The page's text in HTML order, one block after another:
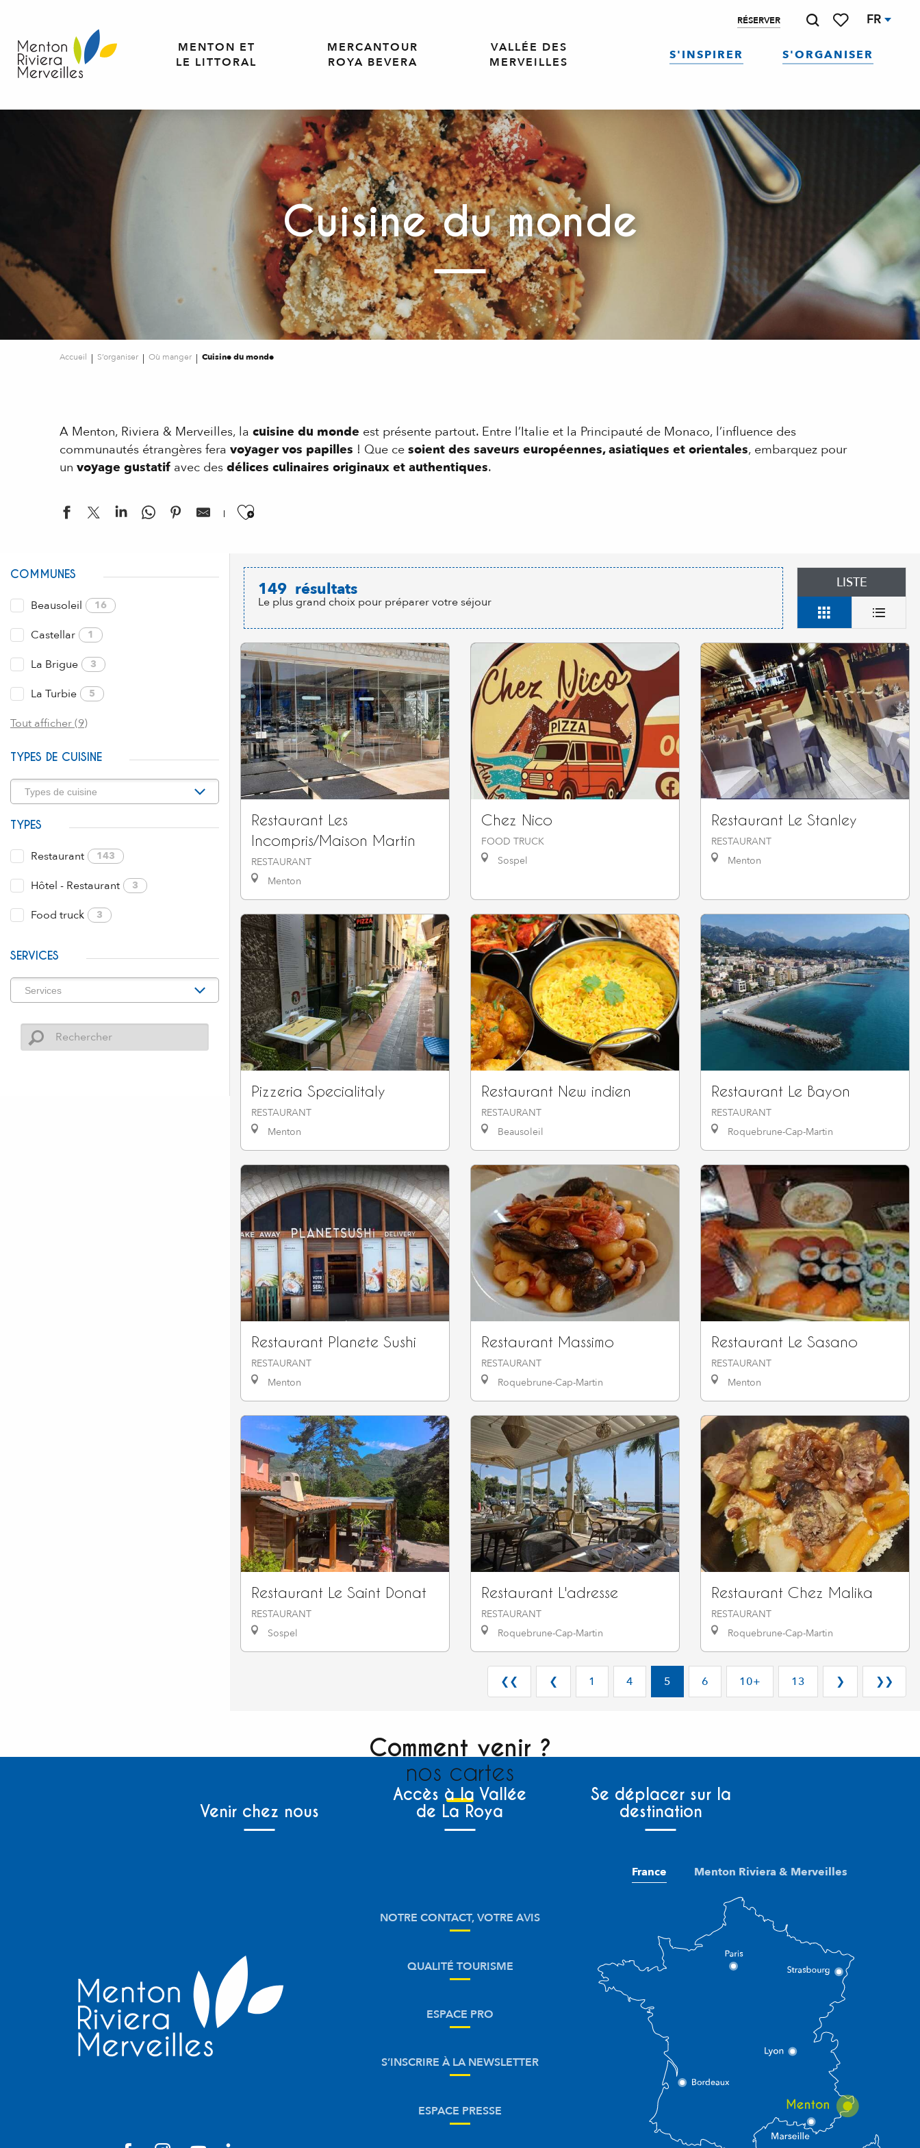
contenu
principal
RÉSERVER FR
MENTON ET
LE LITTORAL
MERCANTOUR
ROYA BEVERA
VALLÉE DES
MERVEILLES
S'INSPIRER S'ORGANISER
Cuisine du monde
Accueil S’organiser Où manger Cuisine du monde
A Menton, Riviera & Merveilles, la cuisine du monde est présente partout. Entre l’Italie et la Principauté de Monaco, l’influence des
communautés étrangères fera voyager vos papilles ! Que ce soient des saveurs européennes, asiatiques et orientales, embarquez pour
un voyage gustatif avec des délices culinaires originaux et authentiques.
Ajouter aux favoris
COMMUNES
Beausoleil 16
Castellar 1
La Brigue 3
La Turbie 5
Tout afficher (9)
TYPES DE CUISINE
TYPES
Restaurant 143
Hôtel - Restaurant 3
Food truck 3
SERVICES
149 résultats
Le plus grand choix pour préparer votre séjour
LISTE
Restaurant Les
Incompris/Maison Martin
RESTAURANT
Menton
Chez Nico
FOOD TRUCK
Sospel
Restaurant Le Stanley
RESTAURANT
Menton
Pizzeria Specialitaly
RESTAURANT
Menton
Restaurant New indien
RESTAURANT
Beausoleil
Restaurant Le Bayon
RESTAURANT
Roquebrune-Cap-Martin
Restaurant Planete Sushi
RESTAURANT
Menton
Restaurant Massimo
RESTAURANT
Roquebrune-Cap-Martin
Restaurant Le Sasano
RESTAURANT
Menton
Restaurant Le Saint Donat
RESTAURANT
Sospel
Restaurant L'adresse
RESTAURANT
Roquebrune-Cap-Martin
Restaurant Chez Malika
RESTAURANT
Roquebrune-Cap-Martin
❮❮ ❮ 1 4 5 6 10+ 13 ❯ ❯❯
Comment venir ?
nos cartes
Venir chez nous
Accès à la Vallée
de La Roya
Se déplacer sur la
destination
NOTRE CONTACT, VOTRE AVIS
QUALITÉ TOURISME
ESPACE PRO
S’INSCRIRE À LA NEWSLETTER
ESPACE PRESSE
France Menton Riviera & Merveilles